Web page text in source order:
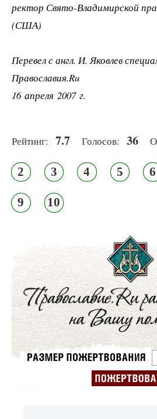
ректор Свято-Владимирской
(США)
Перевел с англ. И. Яковлев
Православия.Ru
16 апреля 2007 г.
Рейтинг: 7.7 Голосов: 36
2 3 4 5 6
9 10